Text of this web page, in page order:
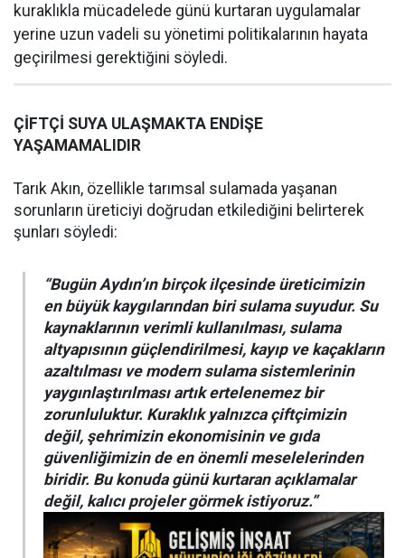
kuraklıkla mücadelede günü kurtaran uygulamalar
yerine uzun vadeli su yönetimi politikalarının hayata
geçirilmesi gerektiğini söyledi.
ÇİFTÇİ SUYA ULAŞMAKTA ENDİŞE
YAŞAMAMALIDIR
Tarık Akın, özellikle tarımsal sulamada yaşanan
sorunların üreticiyi doğrudan etkilediğini belirterek
şunları söyledi:
“Bugün Aydın’ın birçok ilçesinde üreticimizin
en büyük kaygılarından biri sulama suyudur. Su
kaynaklarının verimli kullanılması, sulama
altyapısının güçlendirilmesi, kayıp ve kaçakların
azaltılması ve modern sulama sistemlerinin
yaygınlaştırılması artık ertelenemez bir
zorunluluktur. Kuraklık yalnızca çiftçimizin
değil, şehrimizin ekonomisinin ve gıda
güvenliğimizin de en önemli meselelerinden
biridir. Bu konuda günü kurtaran açıklamalar
değil, kalıcı projeler görmek istiyoruz.”